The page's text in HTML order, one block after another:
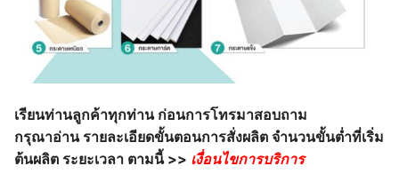
เรียนท่านลูกค้าทุกท่าน ก่อนการโทรมาสอบถาม
กรุณาอ่าน รายละเอียดขั้นตอนการสั่งผลิต จำนวนขั้นต่ำที่เริ่ม
ต้นผลิต ระยะเวลา ตามนี้ >> เงื่อนไขการบริการ